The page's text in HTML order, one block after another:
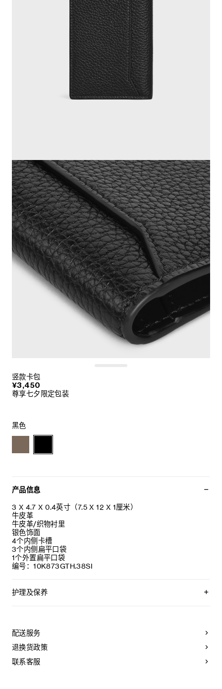
竖款卡包
¥3,450
尊享七夕限定包装
黑色
产品信息
3 X 4.7 X 0.4英寸（7.5 X 12 X 1厘米）
牛皮革
牛皮革/织物衬里
银色饰面
4个内侧卡槽
3个内侧扁平口袋
1个外置扁平口袋
编号：10K873GTH.38SI
护理及保养
建议您：
- 防止潮湿；避免接触液体、护手霜、洗手液、化妆品及香水。
如果您的手袋不慎接触到水或上述物质，请用干燥且不带绒毛
配送服务
退换货政策
联系客服